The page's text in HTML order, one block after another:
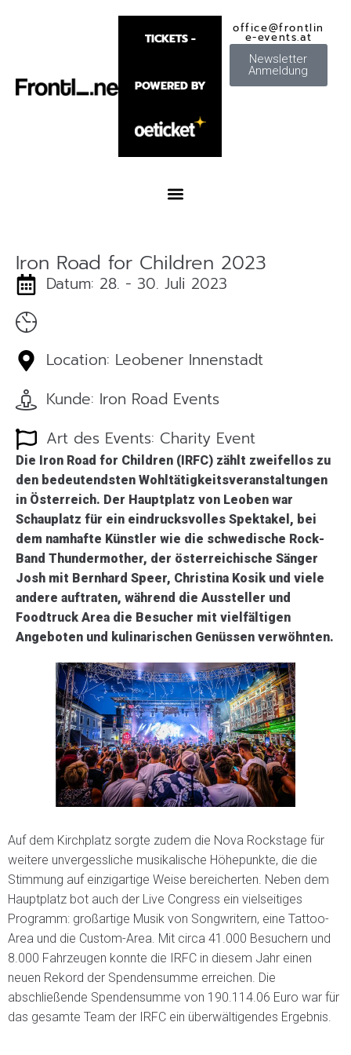
TICKETS -
POWERED BY
office@frontlin
e-events.at
Newsletter
Anmeldung
Iron Road for Children 2023
Datum: 28. - 30. Juli 2023
Location: Leobener Innenstadt
Kunde: Iron Road Events
Art des Events: Charity Event
Die Iron Road for Children (IRFC) zählt zweifellos zu
den bedeutendsten Wohltätigkeitsveranstaltungen
in Österreich. Der Hauptplatz von Leoben war
Schauplatz für ein eindrucksvolles Spektakel, bei
dem namhafte Künstler wie die schwedische Rock-
Band Thundermother, der österreichische Sänger
Josh mit Bernhard Speer, Christina Kosik und viele
andere auftraten, während die Aussteller und
Foodtruck Area die Besucher mit vielfältigen
Angeboten und kulinarischen Genüssen verwöhnten.
Auf dem Kirchplatz sorgte zudem die Nova Rockstage für
weitere unvergessliche musikalische Höhepunkte, die die
Stimmung auf einzigartige Weise bereicherten. Neben dem
Hauptplatz bot auch der Live Congress ein vielseitiges
Programm: großartige Musik von Songwritern, eine Tattoo-
Area und die Custom-Area. Mit circa 41.000 Besuchern und
8.000 Fahrzeugen konnte die IRFC in diesem Jahr einen
neuen Rekord der Spendensumme erreichen. Die
abschließende Spendensumme von 190.114.06 Euro war für
das gesamte Team der IRFC ein überwältigendes Ergebnis.